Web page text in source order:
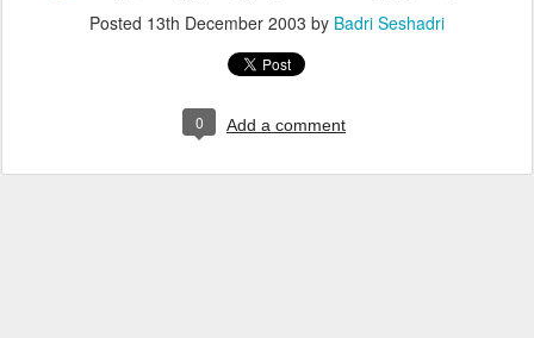
Posted 13th December 2003 by Badri Seshadri
0 Add a comment